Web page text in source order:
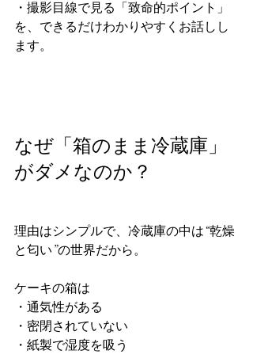
・撮影目線で見る「致命的ポイント」
を、できるだけわかりやすくお話しし
ます。
なぜ「箱のまま冷蔵庫」
がダメなのか？
理由はシンプルで、冷蔵庫の中は“乾燥
と匂い”の世界だから。
ケーキの箱は
・通気性がある
・密閉されていない
・紙製で湿度を吸う